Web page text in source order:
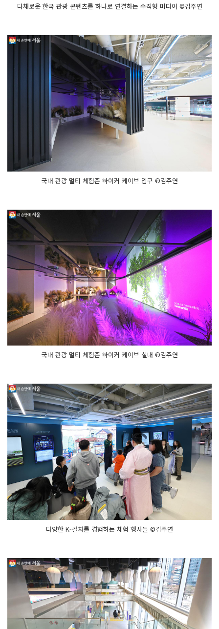
다채로운 한국 관광 콘텐츠를 하나로 연결하는 수직형 미디어 ©김주연
국내 관광 멀티 체험존 하이커 케이브 입구 ©김주연
국내 관광 멀티 체험존 하이커 케이브 실내 ©김주연
다양한 K-컬처를 경험하는 체험 행사들 ©김주연